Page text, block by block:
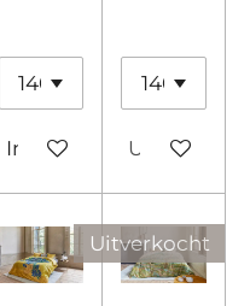
In winkelwagenUitverkocht
Uitverkocht